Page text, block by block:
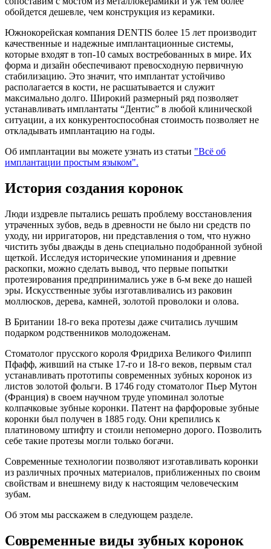
обойдется дешевле, чем конструкция из керамики.
Южнокорейская компания DENTIS более 15 лет производит
качественные и надежные имплантационные системы,
которые входят в топ-10 самых востребованных в мире. Их
форма и дизайн обеспечивают превосходную первичную
стабилизацию. Это значит, что имплантат устойчиво
располагается в кости, не расшатывается и служит
максимально долго. Широкий размерный ряд позволяет
устанавливать имплантаты “Дентис” в любой клинической
ситуации, а их конкурентоспособная стоимость позволяет не
откладывать имплантацию на годы.
Об имплантации вы можете узнать из статьи "Всё об
имплантации простым языком".
История создания коронок
Люди издревле пытались решать проблему восстановления
утраченных зубов, ведь в древности не было ни средств по
уходу, ни ирригаторов, ни представления о том, что нужно
чистить зубы дважды в день специально подобранной зубной
щеткой. Исследуя исторические упоминания и древние
раскопки, можно сделать вывод, что первые попытки
протезирования предпринимались уже в 6-м веке до нашей
эры. Искусственные зубы изготавливались из раковин
моллюсков, дерева, камней, золотой проволоки и олова.
В Британии 18-го века протезы даже считались лучшим
подарком родственников молодоженам.
Стоматолог прусского короля Фридриха Великого Филипп
Пфафф, живший на стыке 17-го и 18-го веков, первым стал
устанавливать прототипы современных зубных коронок из
листов золотой фольги. В 1746 году стоматолог Пьер Мутон
(Франция) в своем научном труде упоминал золотые
колпачковые зубные коронки. Патент на фарфоровые зубные
коронки был получен в 1885 году. Они крепились к
платиновому штифту и стоили непомерно дорого. Позволить
себе такие протезы могли только богачи.
Современные технологии позволяют изготавливать коронки
из различных прочных материалов, приближенных по своим
свойствам и внешнему виду к настоящим человеческим
зубам.
Об этом мы расскажем в следующем разделе.
Современные виды зубных коронок